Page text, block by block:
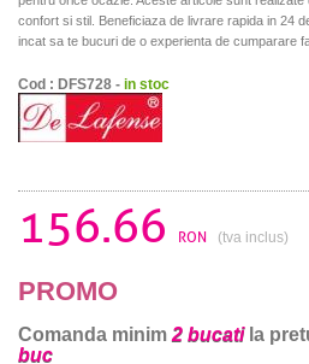
confort si stil. Beneficiaza de livrare rapida in 24
incat sa te bucuri de o experienta de cumparare
Cod : DFS728 - in stoc
156.66 RON (tva inclus)
PROMO
Comanda minim 2 bucatila
buc